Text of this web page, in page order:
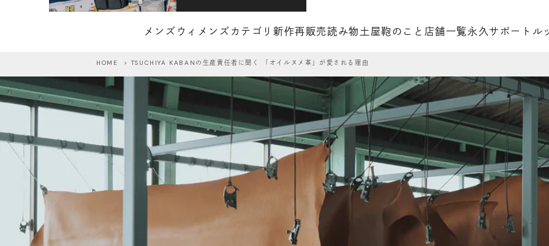
メンズ ウィメンズカテゴリ新作再販売読み物土屋鞄のこと 店舗一覧永久サポート ル
HOME > TSUCHIYA KABANの生産責任者に聞く 「オイルヌメ革」が愛される理由